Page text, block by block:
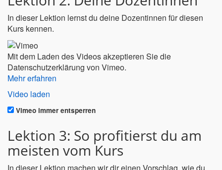
In dieser Lektion lernst du deine Dozentinnen für diesen
Kurs kennen.
Mit dem Laden des Videos akzeptieren Sie die
Datenschutzerklärung von Vimeo.
Mehr erfahren
Video laden
Vimeo immer entsperren
Lektion 3: So profitierst du am
meisten vom Kurs
In dieser Lektion machen wir dir einen Vorschlag, wie du